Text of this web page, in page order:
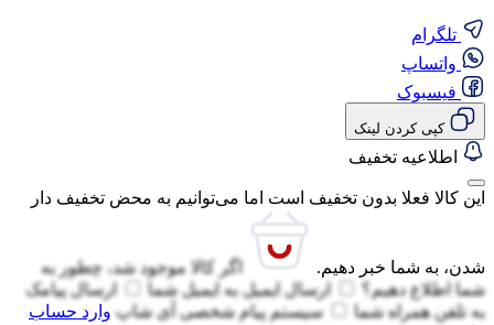
تلگرام
واتساپ
فیسبوک
کپی کردن لینک
اطلاعیه تخفیف
این کالا فعلا بدون تخفیف است اما می‌توانیم به محض تخفیف دار
شدن، به شما خبر دهیم.
اگر کالا موجود شد، چطور به
شما اطلاع دهیم؟
ارسال ایمیل به ایمیل شما
ارسال پیامک
به تلفن همراه شما سیستم پیام شخصی آی شاپ وارد حساب